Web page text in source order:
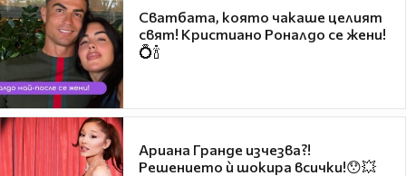
Сватбата, която чакаше целият
свят! Кристиано Роналдо се жени!
💍🍾
Ариана Гранде изчезва?!
Решението ѝ шокира всички!😯💥